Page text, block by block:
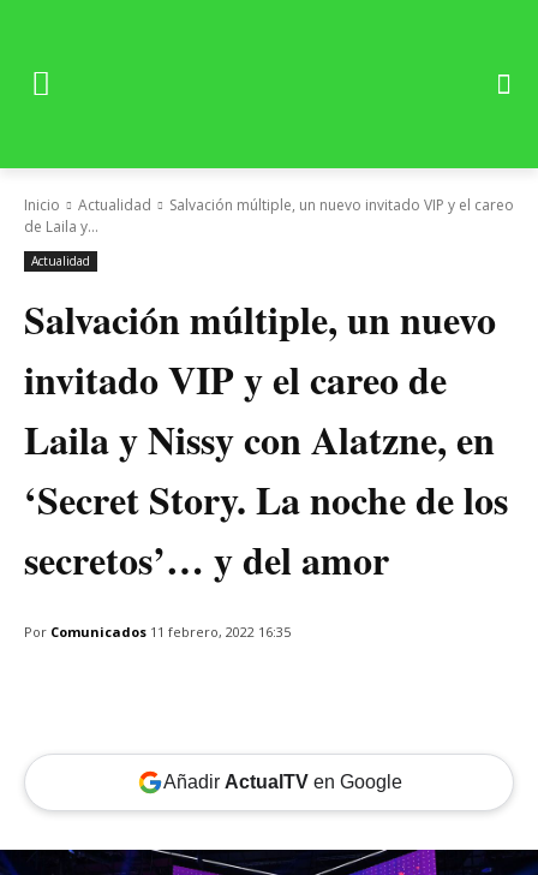
Inicio Actualidad
Salvación múltiple, un nuevo invitado VIP y el careo
de Laila y...
Actualidad
Salvación múltiple, un nuevo
invitado VIP y el careo de
Laila y Nissy con Alatzne, en
‘Secret Story. La noche de los
secretos’… y del amor
Por Comunicados 11 febrero, 2022 16:35
Añadir ActualTVen Google